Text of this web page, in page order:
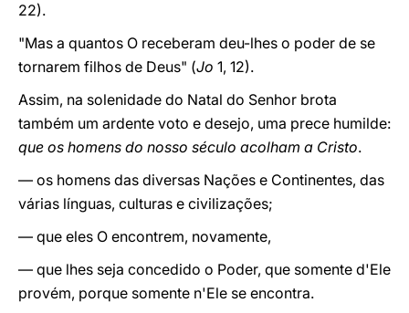
22).
"Mas a quantos O receberam deu-lhes o poder de se
tornarem filhos de Deus" (Jo 1, 12).
Assim, na solenidade do Natal do Senhor brota
também um ardente voto e desejo, uma prece humilde:
que os homens do nosso século acolham a Cristo.
— os homens das diversas Nações e Continentes, das
várias línguas, culturas e civilizações;
— que eles O encontrem, novamente,
— que lhes seja concedido o Poder, que somente d'Ele
provém, porque somente n'Ele se encontra.